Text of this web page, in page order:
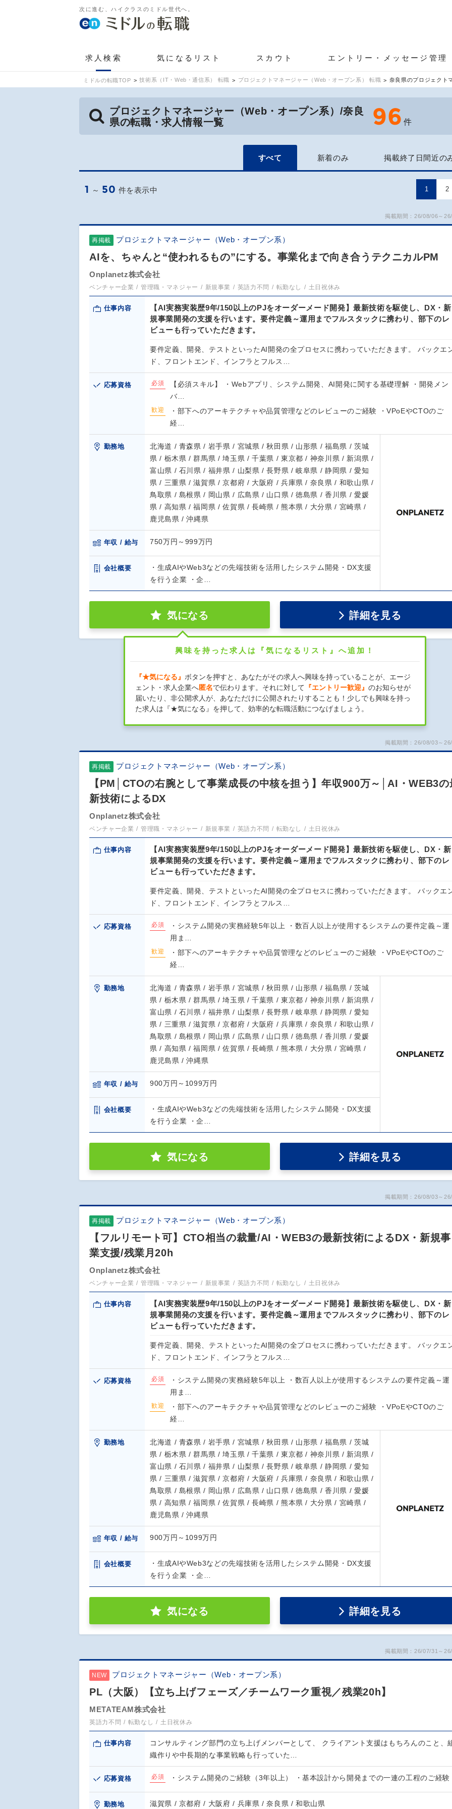
次に進む、ハイクラスのミドル世代へ。
求人検索 気になるリスト スカウト エントリー・メッセージ管理
ミドルの転職TOP 技術系（IT・Web・通信系） 転職 プロジェクトマネージャー（Web・オープン系） 転職 奈良県のプロジェクト
プロジェクトマネージャー（Web・オープン系）/奈良
県の転職・求人情報一覧
96 件
すべて 新着のみ 掲載終了日間近の
1 ～ 50 件を表示中 1 2
掲載期間：26/08/06～
再掲載 プロジェクトマネージャー（Web・オープン系）
AIを、ちゃんと“使われるもの”にする。事業化まで向き合うテクニカルPM
Onplanetz株式会社
ベンチャー企業 管理職・マネジャー 新規事業 英語力不問 転勤なし 土日祝休み
仕事内容
【AI実務実装歴9年/150以上のPJをオーダーメード開発】最新技術を駆使し、DX・新
規事業開発の支援を行います。要件定義～運用までフルスタックに携わり、部下のレ
ビューも行っていただきます。
要件定義、開発、テストといったAI開発の全プロセスに携わっていただきます。 バックエ
ド、フロントエンド、インフラとフルス…
応募資格 必須
【必須スキル】 ・Webアプリ、システム開発、AI開発に関する基礎理解 ・開発メン
バ…
歓迎
・部下へのアーキテクチャや品質管理などのレビューのご経験 ・VPoEやCTOのご
経…
勤務地
北海道 / 青森県 / 岩手県 / 宮城県 / 秋田県 / 山形県 / 福島県 / 茨城
県 / 栃木県 / 群馬県 / 埼玉県 / 千葉県 / 東京都 / 神奈川県 / 新潟県 /
富山県 / 石川県 / 福井県 / 山梨県 / 長野県 / 岐阜県 / 静岡県 / 愛知
県 / 三重県 / 滋賀県 / 京都府 / 大阪府 / 兵庫県 / 奈良県 / 和歌山県 /
鳥取県 / 島根県 / 岡山県 / 広島県 / 山口県 / 徳島県 / 香川県 / 愛媛
県 / 高知県 / 福岡県 / 佐賀県 / 長崎県 / 熊本県 / 大分県 / 宮崎県 /
鹿児島県 / 沖縄県
年収 / 給与 750万円～999万円
会社概要
・生成AIやWeb3などの先端技術を活用したシステム開発・DX支援
を行う企業 ・企…
気になる 詳細を見る
興味を持った求人は『気になるリスト』へ追加！
『★気になる』 ボタンを押すと、あなたがその求人へ興味を持っていることが、エージ
ェント・求人企業へ匿名で伝わります。それに対して 『エントリー歓迎』 のお知らせが
届いたり、非公開求人が、あなただけに公開されたりすることも！少しでも興味を持っ
た求人は『★気になる』を押して、効率的な転職活動につなげましょう。
掲載期間：26/08/03～
再掲載 プロジェクトマネージャー（Web・オープン系）
【PM│CTOの右腕として事業成長の中核を担う】年収900万～│AI・WEB3の
新技術によるDX
Onplanetz株式会社
ベンチャー企業 管理職・マネジャー 新規事業 英語力不問 転勤なし 土日祝休み
仕事内容
【AI実務実装歴9年/150以上のPJをオーダーメード開発】最新技術を駆使し、DX・新
規事業開発の支援を行います。要件定義～運用までフルスタックに携わり、部下のレ
ビューも行っていただきます。
要件定義、開発、テストといったAI開発の全プロセスに携わっていただきます。 バックエ
ド、フロントエンド、インフラとフルス…
応募資格 必須
・システム開発の実務経験5年以上 ・数百人以上が使用するシステムの要件定義～運
用ま…
歓迎
・部下へのアーキテクチャや品質管理などのレビューのご経験 ・VPoEやCTOのご
経…
勤務地
北海道 / 青森県 / 岩手県 / 宮城県 / 秋田県 / 山形県 / 福島県 / 茨城
県 / 栃木県 / 群馬県 / 埼玉県 / 千葉県 / 東京都 / 神奈川県 / 新潟県 /
富山県 / 石川県 / 福井県 / 山梨県 / 長野県 / 岐阜県 / 静岡県 / 愛知
県 / 三重県 / 滋賀県 / 京都府 / 大阪府 / 兵庫県 / 奈良県 / 和歌山県 /
鳥取県 / 島根県 / 岡山県 / 広島県 / 山口県 / 徳島県 / 香川県 / 愛媛
県 / 高知県 / 福岡県 / 佐賀県 / 長崎県 / 熊本県 / 大分県 / 宮崎県 /
鹿児島県 / 沖縄県
年収 / 給与 900万円～1099万円
会社概要
・生成AIやWeb3などの先端技術を活用したシステム開発・DX支援
を行う企業 ・企…
気になる 詳細を見る
掲載期間：26/08/03～
再掲載 プロジェクトマネージャー（Web・オープン系）
【フルリモート可】CTO相当の裁量/AI・WEB3の最新技術によるDX・新規事
業支援/残業月20h
Onplanetz株式会社
ベンチャー企業 管理職・マネジャー 新規事業 英語力不問 転勤なし 土日祝休み
仕事内容
【AI実務実装歴9年/150以上のPJをオーダーメード開発】最新技術を駆使し、DX・新
規事業開発の支援を行います。要件定義～運用までフルスタックに携わり、部下のレ
ビューも行っていただきます。
要件定義、開発、テストといったAI開発の全プロセスに携わっていただきます。 バックエ
ド、フロントエンド、インフラとフルス…
応募資格 必須
・システム開発の実務経験5年以上 ・数百人以上が使用するシステムの要件定義～運
用ま…
歓迎
・部下へのアーキテクチャや品質管理などのレビューのご経験 ・VPoEやCTOのご
経…
勤務地
北海道 / 青森県 / 岩手県 / 宮城県 / 秋田県 / 山形県 / 福島県 / 茨城
県 / 栃木県 / 群馬県 / 埼玉県 / 千葉県 / 東京都 / 神奈川県 / 新潟県 /
富山県 / 石川県 / 福井県 / 山梨県 / 長野県 / 岐阜県 / 静岡県 / 愛知
県 / 三重県 / 滋賀県 / 京都府 / 大阪府 / 兵庫県 / 奈良県 / 和歌山県 /
鳥取県 / 島根県 / 岡山県 / 広島県 / 山口県 / 徳島県 / 香川県 / 愛媛
県 / 高知県 / 福岡県 / 佐賀県 / 長崎県 / 熊本県 / 大分県 / 宮崎県 /
鹿児島県 / 沖縄県
年収 / 給与 900万円～1099万円
会社概要
・生成AIやWeb3などの先端技術を活用したシステム開発・DX支援
を行う企業 ・企…
気になる 詳細を見る
掲載期間：26/07/31～
NEW プロジェクトマネージャー（Web・オープン系）
PL（大阪）【立ち上げフェーズ／チームワーク重視／残業20h】
METATEAM株式会社
英語力不問 転勤なし 土日祝休み
仕事内容
コンサルティング部門の立ち上げメンバーとして、 クライアント支援はもちろんのこと、
織作りや中長期的な事業戦略も行っていた…
応募資格 必須 ・システム開発のご経験（3年以上） ・基本設計から開発までの一連の工程のご経験
勤務地 滋賀県 / 京都府 / 大阪府 / 兵庫県 / 奈良県 / 和歌山県